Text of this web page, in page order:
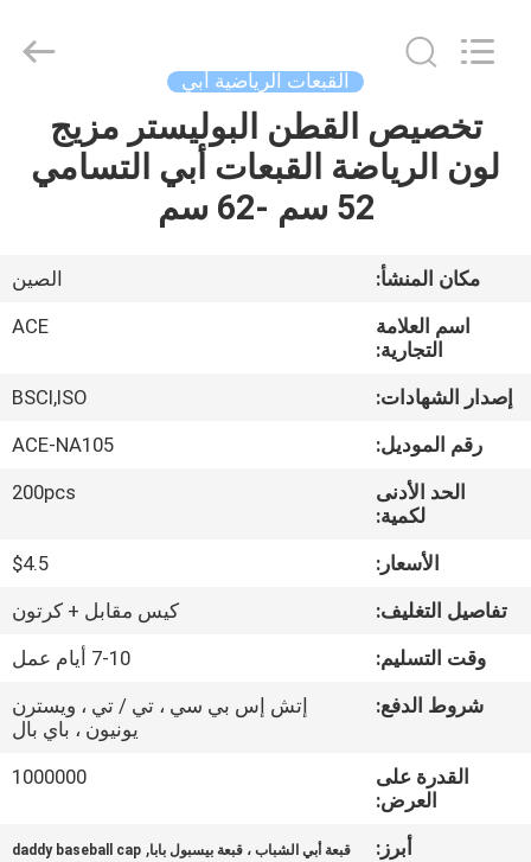
منزل،
بيت
معلومات
جولة
مراقبة
الجودة
اتصل
Manufacturing
Reserved.
القبعات الرياضية أبي
تخصيص القطن البوليستر مزيج
لون الرياضة القبعات أبي التسامي
52 سم -62 سم
مكان المنشأ:
الصين
اسم العلامة
التجارية:
ACE
إصدار الشهادات:
BSCI,ISO
رقم الموديل:
ACE-NA105
الحد الأدنى
لكمية:
200pcs
الأسعار:
$4.5
تفاصيل التغليف:
كيس مقابل + كرتون
وقت التسليم:
7-10 أيام عمل
شروط الدفع:
إتش إس بي سي ، تي / تي ، ويسترن
يونيون ، باي بال
القدرة على
العرض:
1000000
أبرز: قبعة أبي الشباب ، قبعة بيسبول بابا,
daddy baseball cap